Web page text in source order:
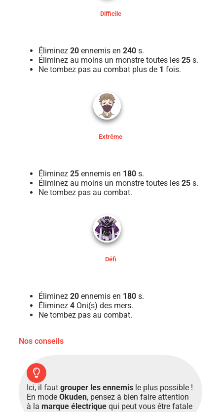
Difficile
Éliminez 20 ennemis en 240 s.
Éliminez au moins un monstre toutes les 25 s.
Ne tombez pas au combat plus de 1 fois.
Extrême
Éliminez 25 ennemis en 180 s.
Éliminez au moins un monstre toutes les 25 s.
Ne tombez pas au combat.
Défi
Éliminez 20 ennemis en 180 s.
Éliminez 4 Oni(s) des mers.
Ne tombez pas au combat.
Nos conseils
Ici, il faut grouper les ennemis le plus possible !
En mode Okuden, pensez à bien faire attention
à la marque électrique qui peut vous être fatale